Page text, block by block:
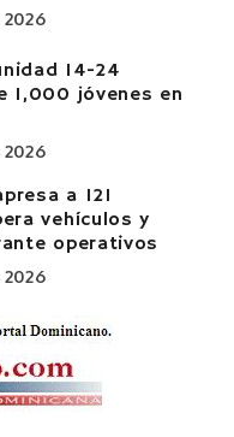
14-24
1,000 jóvenes en
a 121
vehículos y
operativos